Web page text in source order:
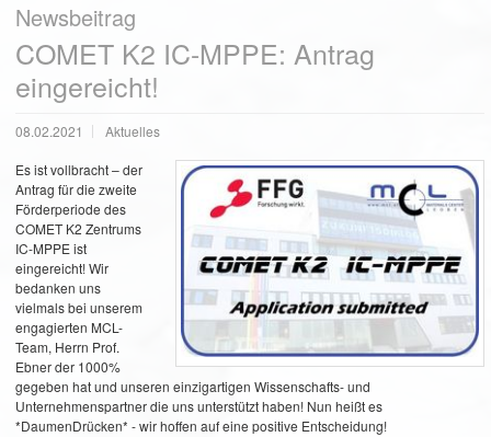
Newsbeitrag
COMET K2 IC-MPPE: Antrag
eingereicht!
08.02.2021 Aktuelles
Es ist vollbracht – der
Antrag für die zweite
Förderperiode des
COMET K2 Zentrums
IC-MPPE ist
eingereicht! Wir
bedanken uns
vielmals bei unserem
engagierten MCL-
Team, Herrn Prof.
Ebner der 1000%
gegeben hat und unseren einzigartigen Wissenschafts- und
Unternehmenspartner die uns unterstützt haben! Nun heißt es
*DaumenDrücken* - wir hoffen auf eine positive Entscheidung!